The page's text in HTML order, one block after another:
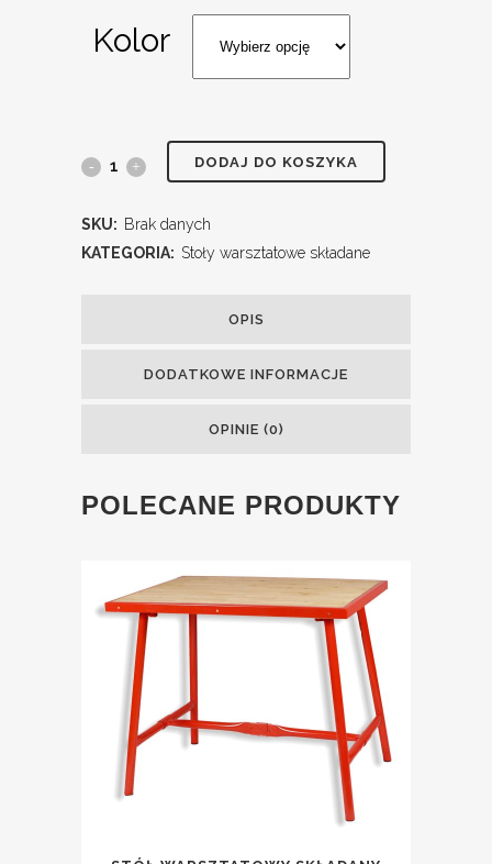
Kolor
DODAJ DO KOSZYKA
SKU: Brak danych
KATEGORIA: Stoły warsztatowe składane
OPIS
DODATKOWE INFORMACJE
OPINIE (0)
POLECANE PRODUKTY